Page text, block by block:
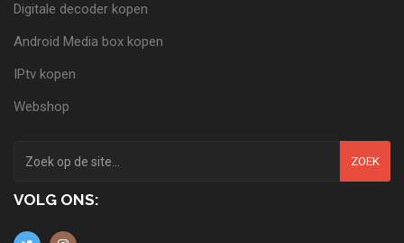
Digitale decoder kopen
Android Media box kopen
IPtv kopen
Webshop
ZOEK
VOLG ONS: